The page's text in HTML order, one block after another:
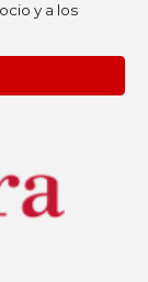
y a los